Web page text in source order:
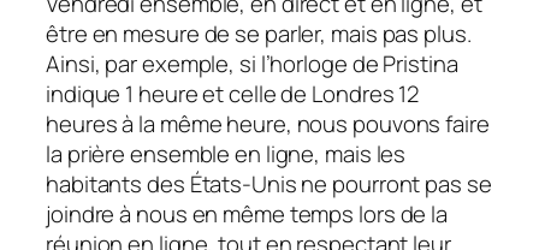
être en mesure de se parler, mais pas plus.
Ainsi, par exemple, si l’horloge de Pristina
indique 1 heure et celle de Londres 12
heures à la même heure, nous pouvons faire
la prière ensemble en ligne, mais les
habitants des États-Unis ne pourront pas se
joindre à nous en même temps lors de la
réunion en ligne, tout en respectant leur